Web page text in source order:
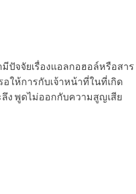
ปัจจัยเรื่องแอลกอฮอล์หรือสาร
ให้การกับเจ้าหน้าที่ในที่เกิด
ง พูดไม่ออกกับความสูญเสีย